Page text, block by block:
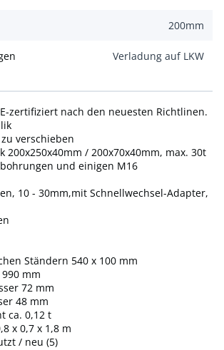
200mm
Verladung auf LKW
zertifiziert nach den neuesten Richtlinen.
verschieben
200x250x40mm / 200x70x40mm, max. 30t
und einigen M16
10 - 30mm,mit Schnellwechsel-Adapter,
Ständern 540 x 100 mm
mm
72 mm
48 mm
ca. 0,12 t
x 0,7 x 1,8 m
/ neu (5)